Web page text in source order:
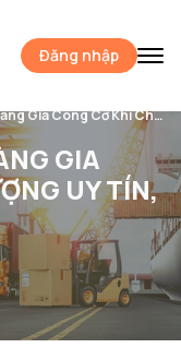
Đăng nhập
6 Cách Tìm Nguồn Hàng Gia Công Cơ Khí Chất Lượng Uy Tín, Giá Rẻ
GIA
UY TÍN,